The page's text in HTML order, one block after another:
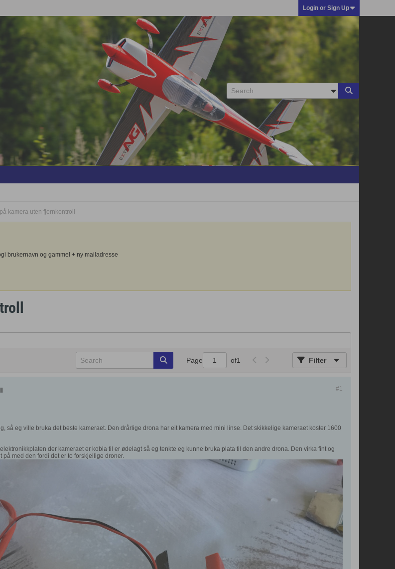
Login or Sign Up
kamera uten fjernkontroll
brukernavn og gammel + ny mailadresse
Page of1 Filter
#1
så eg ville bruka det beste kameraet. Den drårlige drona har eit kamera med mini linse. Det skikkelige kameraet koster 1600
der kameraet er kobla til er ødelagt så eg tenkte eg kunne bruka plata til den andre drona. Den virka fint og
på med den fordi det er to forskjellige droner.